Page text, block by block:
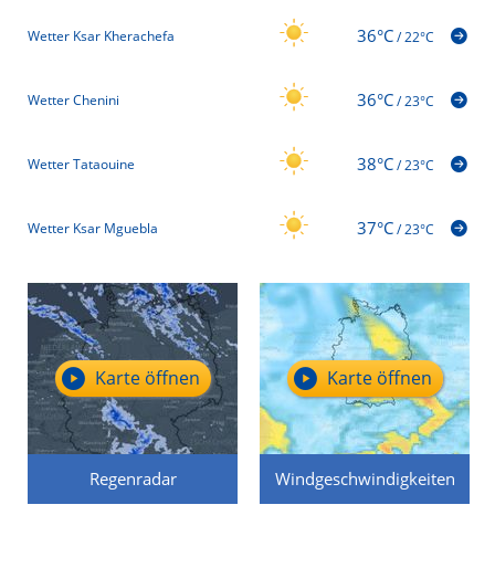
Wetter Ksar Kherachefa 36°C/22°C
Wetter Chenini 36°C/23°C
Wetter Tataouine 38°C/23°C
Wetter Ksar Mguebla 37°C/23°C
Regenradar
Karte öffnen
Windgeschwindigkeiten
Karte öffnen